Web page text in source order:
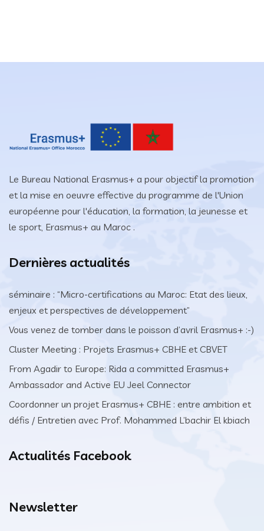
Le Bureau National Erasmus+ a pour objectif la promotion
et la mise en oeuvre effective du programme de l'Union
européenne pour l'éducation, la formation, la jeunesse et
le sport, Erasmus+ au Maroc .
Dernières actualités
séminaire : “Micro-certifications au Maroc: Etat des lieux,
enjeux et perspectives de développement”
Vous venez de tomber dans le poisson d’avril Erasmus+ :-)
Cluster Meeting : Projets Erasmus+ CBHE et CBVET
From Agadir to Europe: Rida a committed Erasmus+
Ambassador and Active EU Jeel Connector
Coordonner un projet Erasmus+ CBHE : entre ambition et
défis / Entretien avec Prof. Mohammed L’bachir El kbiach
Actualités Facebook
Newsletter